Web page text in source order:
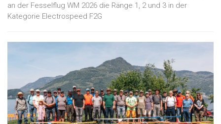
an der Fesselflug WM 2026 die Ränge 1, 2 und 3 in der
Kategorie Electrospeed F2G